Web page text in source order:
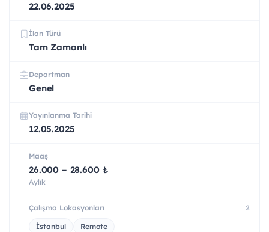
22.06.2025
İlan Türü
Tam Zamanlı
Departman
Genel
Yayınlanma Tarihi
12.05.2025
Maaş
26.000 – 28.600 ₺
Aylık
Çalışma Lokasyonları 2
İstanbul Remote